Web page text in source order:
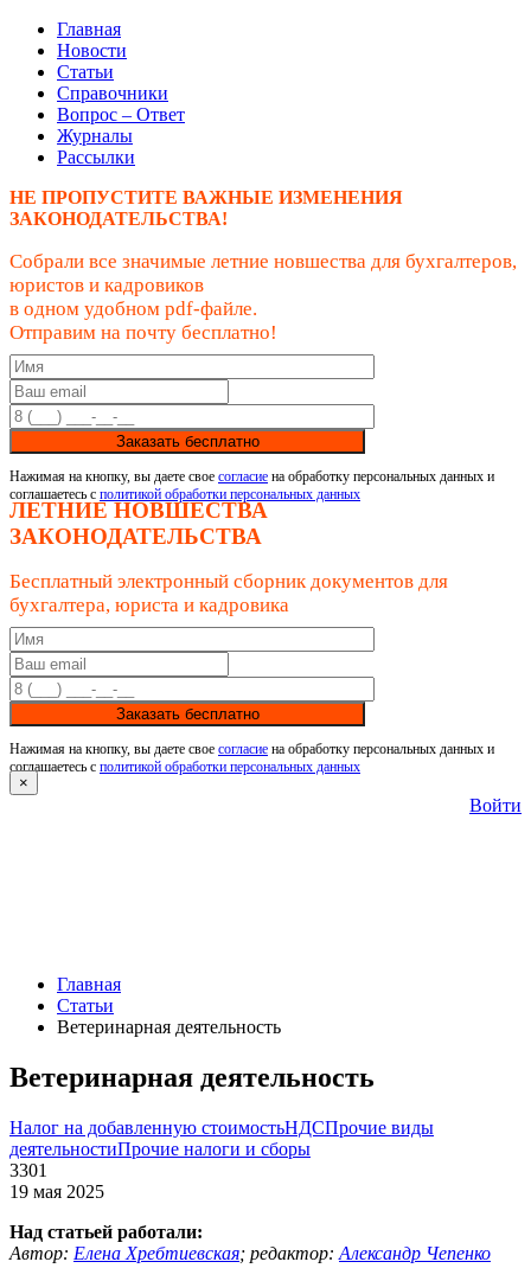
Главная
Новости
Статьи
Справочники
Вопрос – Ответ
Журналы
Рассылки
НЕ ПРОПУСТИТЕ ВАЖНЫЕ ИЗМЕНЕНИЯ
ЗАКОНОДАТЕЛЬСТВА!
Собрали все значимые летние новшества для бухгалтеров,
юристов и кадровиков
в одном удобном pdf-файле.
Отправим на почту бесплатно!
Заказать бесплатно
Нажимая на кнопку, вы даете свое согласие на обработку персональных данных и
соглашаетесь с политикой обработки персональных данных
ЛЕТНИЕ НОВШЕСТВА
ЗАКОНОДАТЕЛЬСТВА
Бесплатный электронный сборник документов для
бухгалтера, юриста и кадровика
Заказать бесплатно
Нажимая на кнопку, вы даете свое согласие на обработку персональных данных и
соглашаетесь с политикой обработки персональных данных
×
Войти
Главная
Статьи
Ветеринарная деятельность
Ветеринарная деятельность
Налог на добавленную стоимостьНДСПрочие виды
деятельностиПрочие налоги и сборы
3301
19 мая 2025
Над статьей работали:
Автор: Елена Хребтиевская; редактор: Александр Чепенко